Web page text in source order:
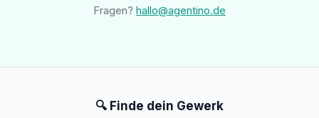
Fragen? hallo@agentino.de
🔍 Finde dein Gewerk